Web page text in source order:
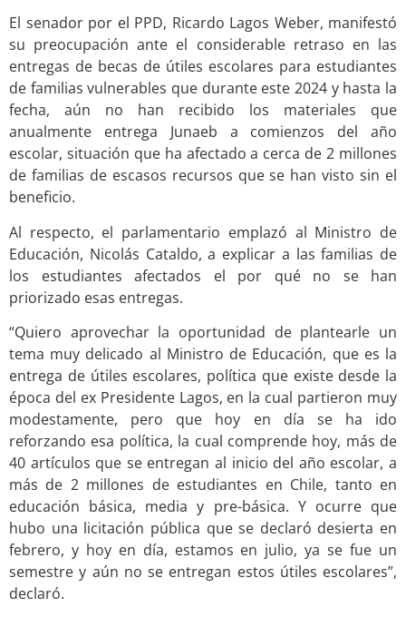
El senador por el PPD, Ricardo Lagos Weber, manifestó
su preocupación ante el considerable retraso en las
entregas de becas de útiles escolares para estudiantes
de familias vulnerables que durante este 2024 y hasta la
fecha, aún no han recibido los materiales que
anualmente entrega Junaeb a comienzos del año
escolar, situación que ha afectado a cerca de 2 millones
de familias de escasos recursos que se han visto sin el
beneficio.
Al respecto, el parlamentario emplazó al Ministro de
Educación, Nicolás Cataldo, a explicar a las familias de
los estudiantes afectados el por qué no se han
priorizado esas entregas.
“Quiero aprovechar la oportunidad de plantearle un
tema muy delicado al Ministro de Educación, que es la
entrega de útiles escolares, política que existe desde la
época del ex Presidente Lagos, en la cual partieron muy
modestamente, pero que hoy en día se ha ido
reforzando esa política, la cual comprende hoy, más de
40 artículos que se entregan al inicio del año escolar, a
más de 2 millones de estudiantes en Chile, tanto en
educación básica, media y pre-básica. Y ocurre que
hubo una licitación pública que se declaró desierta en
febrero, y hoy en día, estamos en julio, ya se fue un
semestre y aún no se entregan estos útiles escolares”,
declaró.